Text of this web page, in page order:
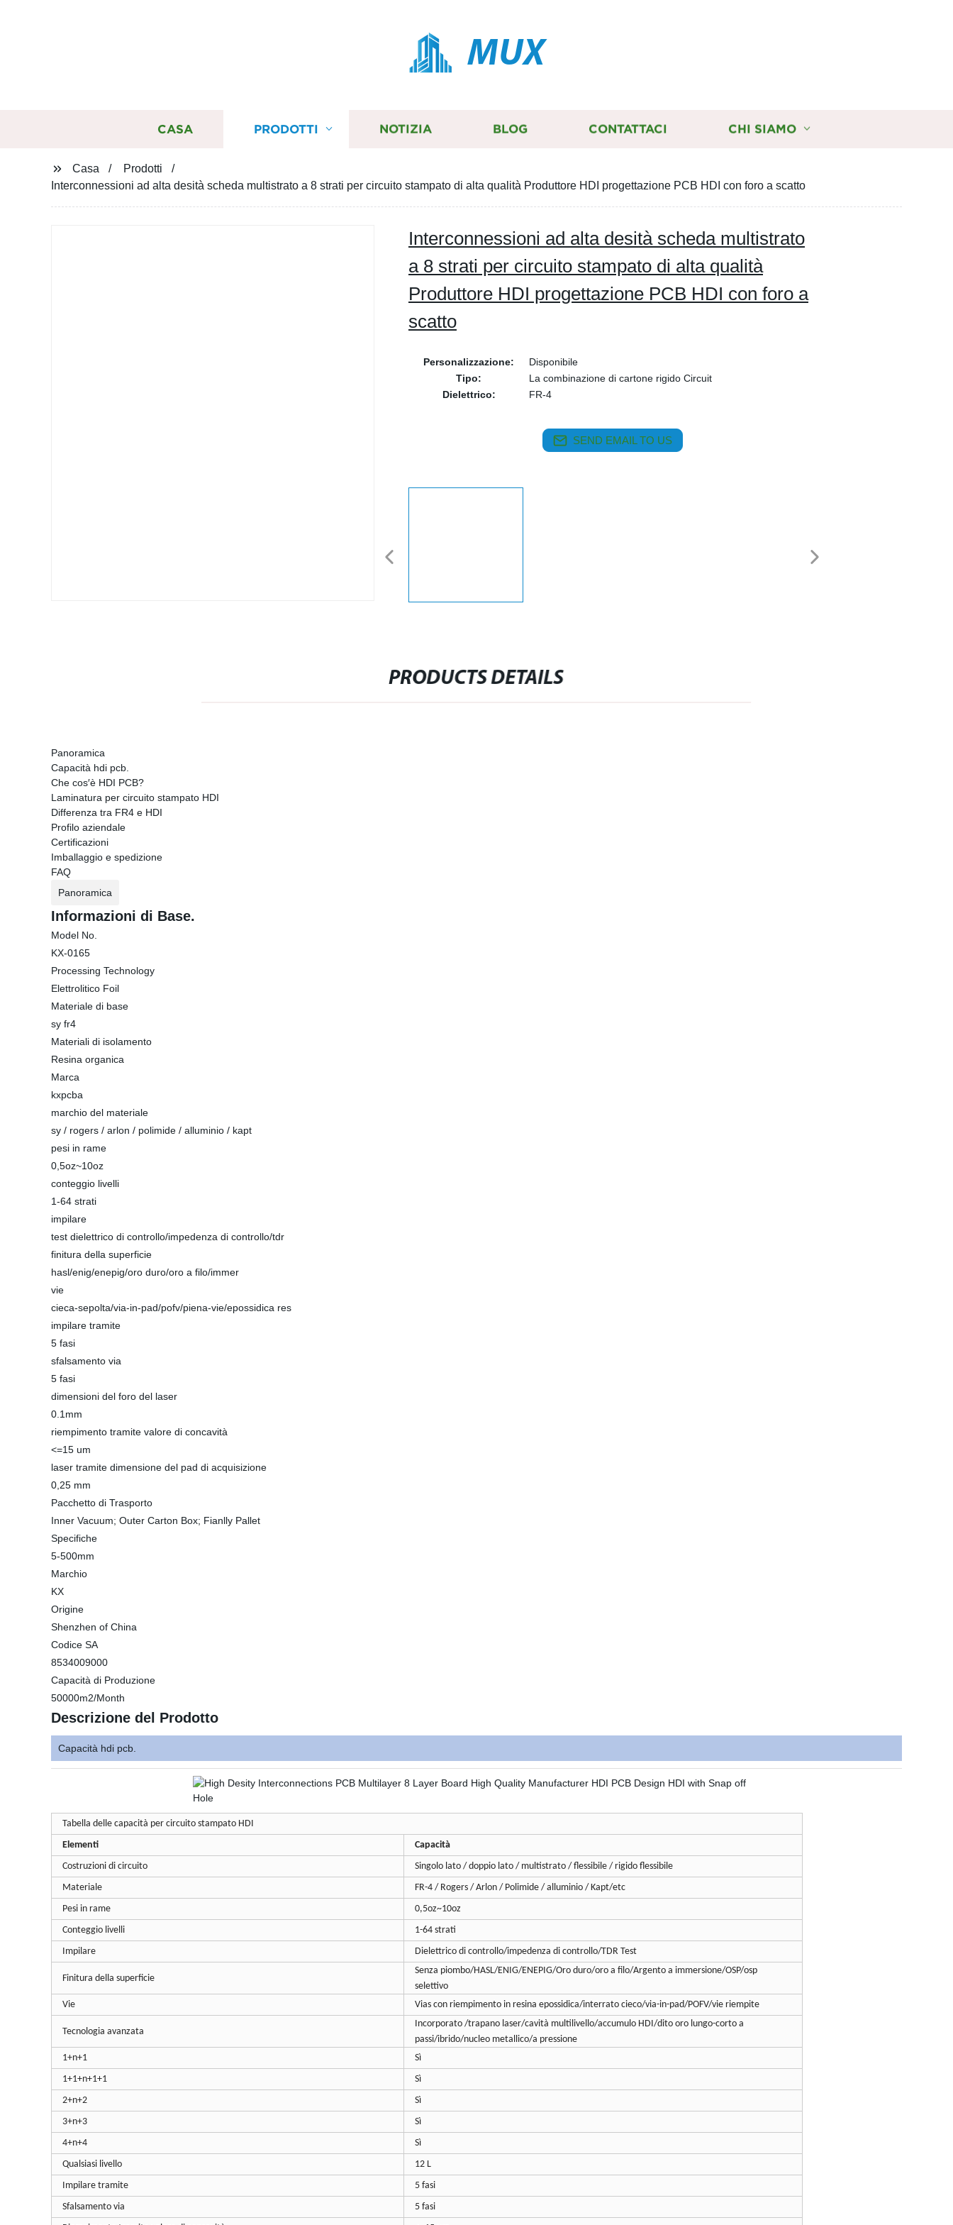
MUX
CASA PRODOTTI NOTIZIA BLOG CONTATTACI CHI SIAMO
Casa
Prodotti
Interconnessioni ad alta desità scheda multistrato a 8 strati per circuito stampato di alta qualità Produttore HDI progettazione PCB HDI con foro a scatto
Interconnessioni ad alta desità scheda multistrato
a 8 strati per circuito stampato di alta qualità
Produttore HDI progettazione PCB HDI con foro a
scatto
Personalizzazione:
Disponibile
Tipo:
La combinazione di cartone rigido Circuit
Dielettrico:
FR-4
SEND EMAIL TO US
PRODUCTS DETAILS
Panoramica
Capacità hdi pcb.
Che cos′è HDI PCB?
Laminatura per circuito stampato HDI
Differenza tra FR4 e HDI
Profilo aziendale
Certificazioni
Imballaggio e spedizione
FAQ
Panoramica
Informazioni di Base.
Model No.
KX-0165
Processing Technology
Elettrolitico Foil
Materiale di base
sy fr4
Materiali di isolamento
Resina organica
Marca
kxpcba
marchio del materiale
sy / rogers / arlon / polimide / alluminio / kapt
pesi in rame
0,5oz~10oz
conteggio livelli
1-64 strati
impilare
test dielettrico di controllo/impedenza di controllo/tdr
finitura della superficie
hasl/enig/enepig/oro duro/oro a filo/immer
vie
cieca-sepolta/via-in-pad/pofv/piena-vie/epossidica res
impilare tramite
5 fasi
sfalsamento via
5 fasi
dimensioni del foro del laser
0.1mm
riempimento tramite valore di concavità
<=15 um
laser tramite dimensione del pad di acquisizione
0,25 mm
Pacchetto di Trasporto
Inner Vacuum; Outer Carton Box; Fianlly Pallet
Specifiche
5-500mm
Marchio
KX
Origine
Shenzhen of China
Codice SA
8534009000
Capacità di Produzione
50000m2/Month
Descrizione del Prodotto
Capacità hdi pcb.
Tabella delle capacità per circuito stampato HDI
Elementi
Capacità
Costruzioni di circuito
Singolo lato / doppio lato / multistrato / flessibile / rigido flessibile
Materiale
FR-4 / Rogers / Arlon / Polimide / alluminio / Kapt/etc
Pesi in rame
0,5oz~10oz
Conteggio livelli
1-64 strati
Impilare
Dielettrico di controllo/impedenza di controllo/TDR Test
Finitura della superficie
Senza piombo/HASL/ENIG/ENEPIG/Oro duro/oro a filo/Argento a immersione/OSP/osp
selettivo
Vie
Vias con riempimento in resina epossidica/interrato cieco/via-in-pad/POFV/vie riempite
Tecnologia avanzata
Incorporato /trapano laser/cavità multilivello/accumulo HDI/dito oro lungo-corto a
passi/ibrido/nucleo metallico/a pressione
1+n+1
Sì
1+1+n+1+1
Sì
2+n+2
Sì
3+n+3
Sì
4+n+4
Sì
Qualsiasi livello
12 L
Impilare tramite
5 fasi
Sfalsamento via
5 fasi